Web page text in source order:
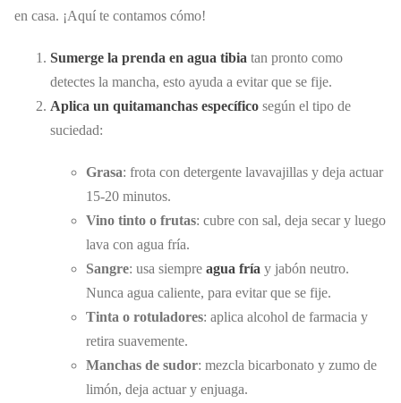
en casa. ¡Aquí te contamos cómo!
Sumerge la prenda en agua tibia tan pronto como
detectes la mancha, esto ayuda a evitar que se fije.
Aplica un quitamanchas específico según el tipo de
suciedad:
Grasa: frota con detergente lavavajillas y deja actuar
15-20 minutos.
Vino tinto o frutas: cubre con sal, deja secar y luego
lava con agua fría.
Sangre: usa siempre agua fría y jabón neutro.
Nunca agua caliente, para evitar que se fije.
Tinta o rotuladores: aplica alcohol de farmacia y
retira suavemente.
Manchas de sudor: mezcla bicarbonato y zumo de
limón, deja actuar y enjuaga.